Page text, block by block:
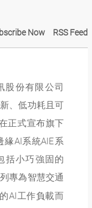
Now RSS Feed
股份有限公司
、低功耗且可
正式宣布旗下
緣AI系統AIE系
括小巧強固的
專為智慧交通
AI工作負載而